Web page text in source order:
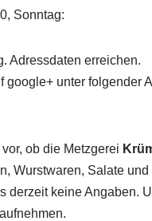
Sonntag:
Adressdaten erreichen.
google+ unter folgender
ob die Metzgerei
Wurstwaren, Salate
keine Angaben.